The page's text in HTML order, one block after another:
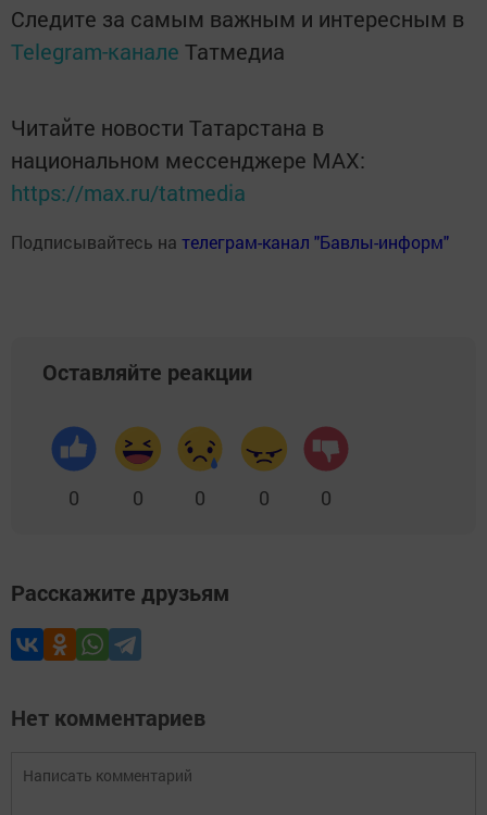
Следите за самым важным и интересным в
Telegram-канале Татмедиа
Читайте новости Татарстана в
национальном мессенджере MАХ:
https://max.ru/tatmedia
Подписывайтесь на телеграм-канал "Бавлы-информ"
Оставляйте реакции
0 0 0 0 0
Расскажите друзьям
Нет комментариев